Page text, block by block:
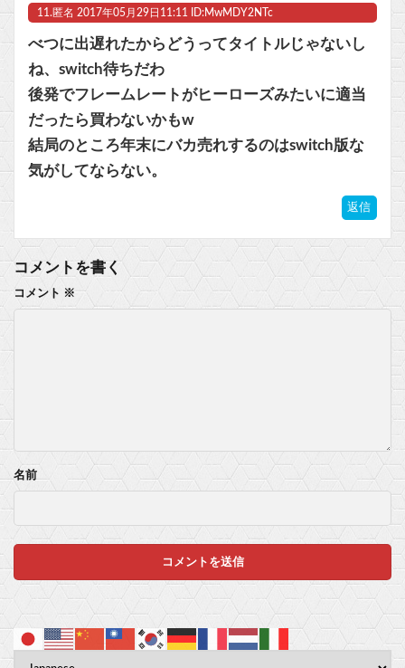
11. 匿名 2017年05月29日11:11 ID:MwMDY2NTc
べつに出遅れたからどうってタイトルじゃないし
ね、switch待ちだわ
後発でフレームレートがヒーローズみたいに適当
だったら買わないかもw
結局のところ年末にバカ売れするのはswitch版な
気がしてならない。
返信
コメントを書く
コメント ※
名前